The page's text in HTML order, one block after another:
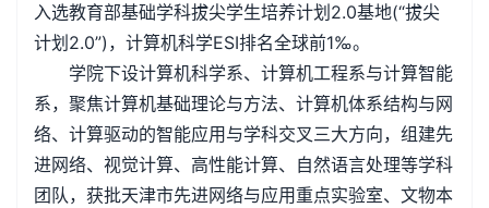
入选教育部基础学科拔尖学生培养计划2.0基地(“拔尖
计划2.0”)，计算机科学ESI排名全球前1‰。
学院下设计算机科学系、计算机工程系与计算智能
系，聚焦计算机基础理论与方法、计算机体系结构与网
络、计算驱动的智能应用与学科交叉三大方向，组建先
进网络、视觉计算、高性能计算、自然语言处理等学科
团队，获批天津市先进网络与应用重点实验室、文物本